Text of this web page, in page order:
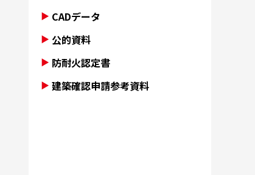
CADデータ
公的資料
防耐火認定書
建築確認申請参考資料